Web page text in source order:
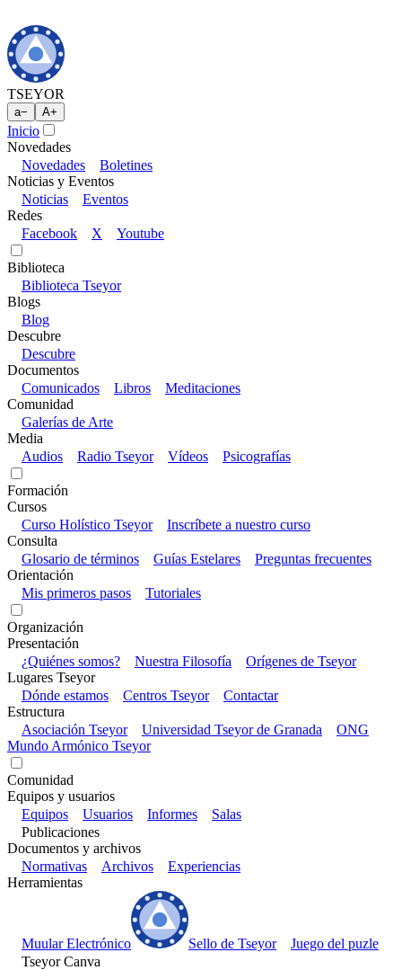
TSEYOR
a− A+
Inicio
Novedades
Novedades
Boletines
Noticias y Eventos
Noticias
Eventos
Redes
Facebook
X Youtube
Biblioteca
Biblioteca Tseyor
Blogs
Blog
Descubre
Descubre
Documentos
Comunicados
Libros
Meditaciones
Comunidad
Galerías de Arte
Media
Audios
Radio Tseyor Vídeos Psicografías
Formación
Cursos
Curso Holístico Tseyor
Inscríbete a nuestro curso
Consulta
Glosario de términos
Guías Estelares
Preguntas frecuentes
Orientación
Mis primeros pasos
Tutoriales
Organización
Presentación
¿Quiénes somos?
Nuestra Filosofía
Orígenes de Tseyor
Lugares Tseyor
Dónde estamos
Centros Tseyor
Contactar
Estructura
Asociación Tseyor
Universidad Tseyor de Granada
ONG
Mundo Armónico Tseyor
Comunidad
Equipos y usuarios
Equipos
Usuarios Informes
Salas
Publicaciones
Documentos y archivos
Normativas
Archivos
Experiencias
Herramientas
Muular Electrónico Sello de Tseyor
Juego del puzle
Tseyor Canva